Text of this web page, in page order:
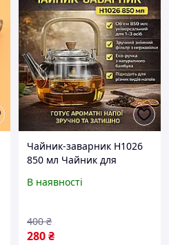
Чайник-заварник H1026
850 мл Чайник для
дому та кухні
В наявності
280₴
400 ₴